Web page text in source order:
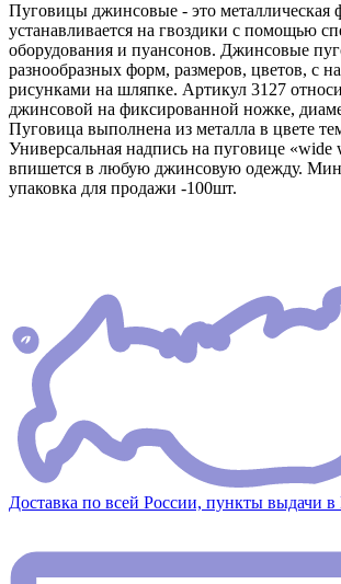
Пуговицы джинсовые - это металлическая
устанавливается на гвоздики с помощью
оборудования и пуансонов. Джинсовые
разнообразных форм, размеров, цветов, с
рисунками на шляпке. Артикул 3127
джинсовой на фиксированной ножке,
Пуговица выполнена из металла в цвете
Универсальная надпись на пуговице «wide
впишется в любую джинсовую одежду.
упаковка для продажи -100шт.
Доставка по всей России, пункты выдачи